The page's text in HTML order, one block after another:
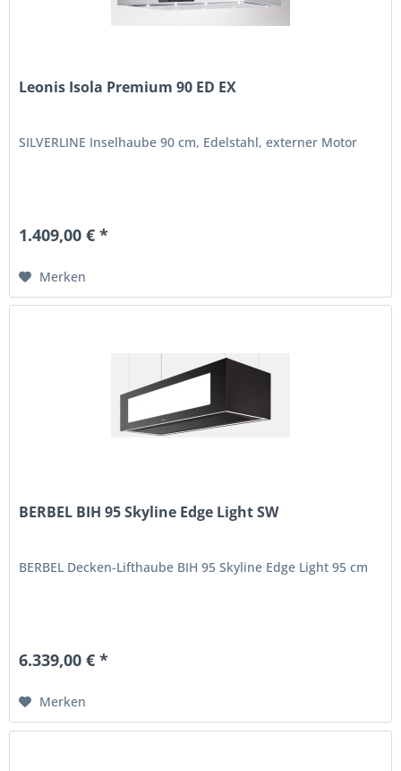
Leonis Isola Premium 90 ED EX
SILVERLINE Inselhaube 90 cm, Edelstahl, externer Motor
1.409,00 € *
Merken
BERBEL BIH 95 Skyline Edge Light SW
BERBEL Decken-Lifthaube BIH 95 Skyline Edge Light 95 cm
6.339,00 € *
Merken